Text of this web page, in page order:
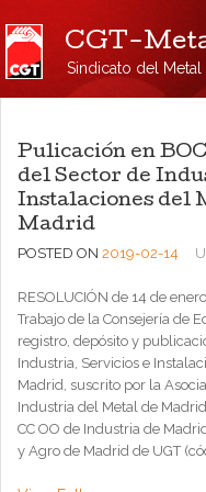
CGT-
Sindicato del
Pulicación en
del Sector de
Instalaciones del
Madrid
POSTED ON 2019-02-14
RESOLUCIÓN de 14 de
Trabajo de la Consejería de
registro, depósito y
Industria, Servicios e
Madrid, suscrito por la
Industria del Metal de
CC OO de Industria de
y Agro de Madrid de UGT